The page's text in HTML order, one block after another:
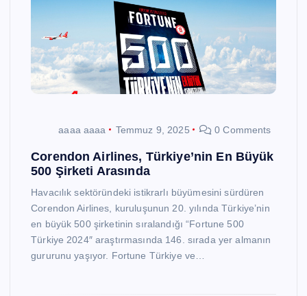
aaaa aaaa Temmuz 9, 2025 0 Comments
Corendon Airlines, Türkiye’nin En Büyük
500 Şirketi Arasında
Havacılık sektöründeki istikrarlı büyümesini sürdüren
Corendon Airlines, kuruluşunun 20. yılında Türkiye’nin
en büyük 500 şirketinin sıralandığı “Fortune 500
Türkiye 2024″ araştırmasında 146. sırada yer almanın
gururunu yaşıyor. Fortune Türkiye ve…